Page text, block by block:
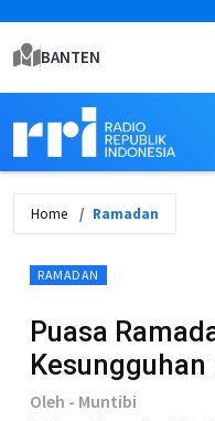
BANTEN
Home Ramadan
RAMADAN
Puasa
Oleh - Muntibi